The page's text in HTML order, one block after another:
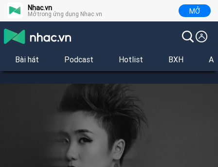
Nhac.vn
Mở trong ứng dụng Nhac.vn MỞ
Bài hát Podcast Hotlist BXH